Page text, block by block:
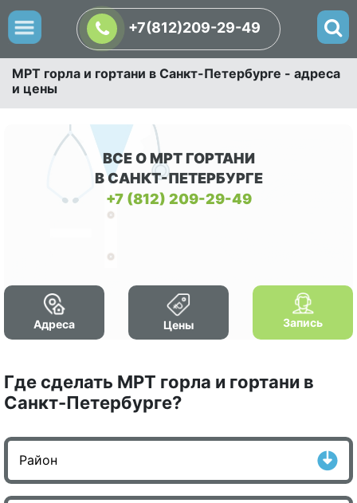
+7(812)209-29-49
МРТ горла и гортани в Санкт-Петербурге - адреса
и цены
ВСЕ О МРТ ГОРТАНИ
В САНКТ-ПЕТЕРБУРГЕ
+7 (812) 209-29-49
Адреса Цены Запись
Где сделать МРТ горла и гортани в
Санкт-Петербурге?